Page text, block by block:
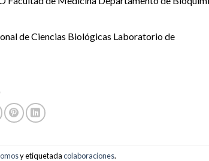
de Ciencias Biológicas Laboratorio de
y etiquetadacolaboraciones.